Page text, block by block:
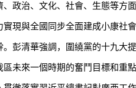
政治、文化、社會、生態等方
現與全國同步全面建成小康社會
清華強調，圍繞黨的十九大
未來一個時期的奮鬥目標和重